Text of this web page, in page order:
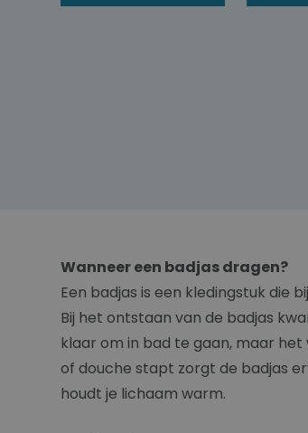
Wanneer een badjas dragen?
Een badjas is een kledingstuk die
Bij het ontstaan van de badjas
klaar om in bad te gaan, maar
of douche stapt zorgt de badjas
houdt je lichaam warm.